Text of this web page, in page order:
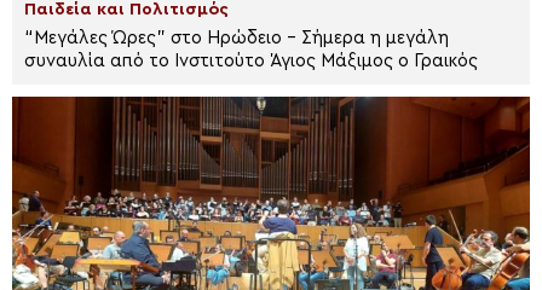
Παιδεία και Πολιτισμός
“Μεγάλες Ώρες” στο Ηρώδειο – Σήμερα η μεγάλη
συναυλία από το Ινστιτούτο Άγιος Μάξιμος ο Γραικός